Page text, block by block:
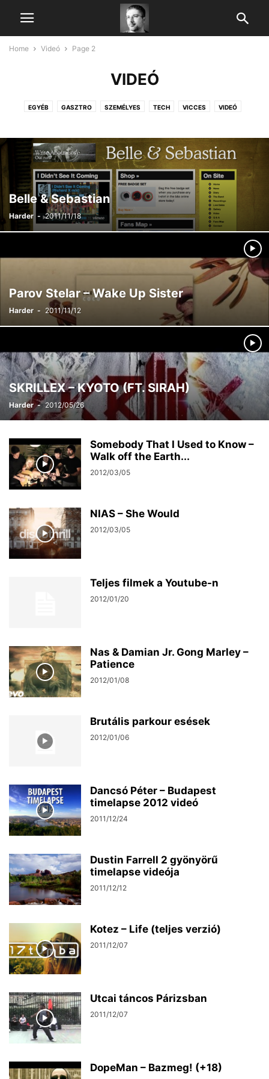
Home Videó Page 2
VIDEÓ
EGYÉB GASZTRO SZEMÉLYES TECH VICCES VIDEÓ
Belle & Sebastian
Harder - 2011/11/18
Parov Stelar – Wake Up Sister
Harder - 2011/11/12
SKRILLEX – KYOTO (FT. SIRAH)
Harder - 2012/05/26
Somebody That I Used to Know –
Walk off the Earth...
2012/03/05
NIAS – She Would
2012/03/05
Teljes filmek a Youtube-n
2012/01/20
Nas & Damian Jr. Gong Marley –
Patience
2012/01/08
Brutális parkour esések
2012/01/06
Dancsó Péter – Budapest
timelapse 2012 videó
2011/12/24
Dustin Farrell 2 gyönyörű
timelapse videója
2011/12/12
Kotez – Life (teljes verzió)
2011/12/07
Utcai táncos Párizsban
2011/12/07
DopeMan – Bazmeg! (+18)